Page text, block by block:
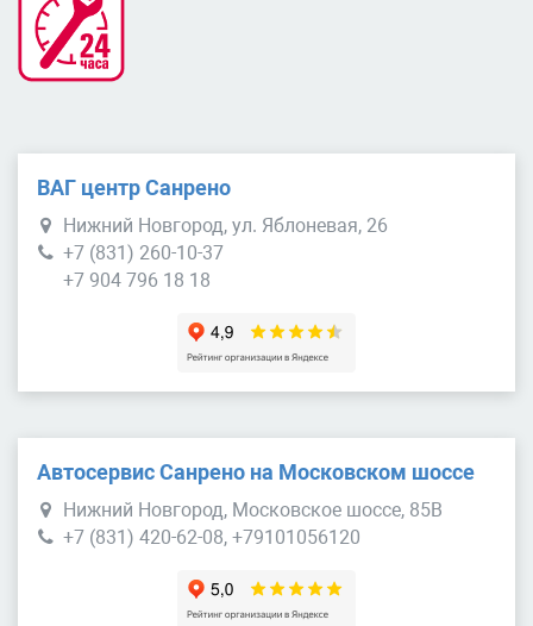
ВАГ центр Санрено
Нижний Новгород, ул. Яблоневая, 26
+7 (831) 260-10-37
+7 904 796 18 18
Автосервис Санрено на Московском шоссе
Нижний Новгород, Московское шоссе, 85В
+7 (831) 420-62-08, +79101056120